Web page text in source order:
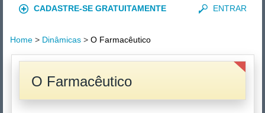
CADASTRE-SE GRATUITAMENTE ENTRAR
Home > Dinâmicas > O Farmacêutico
O Farmacêutico